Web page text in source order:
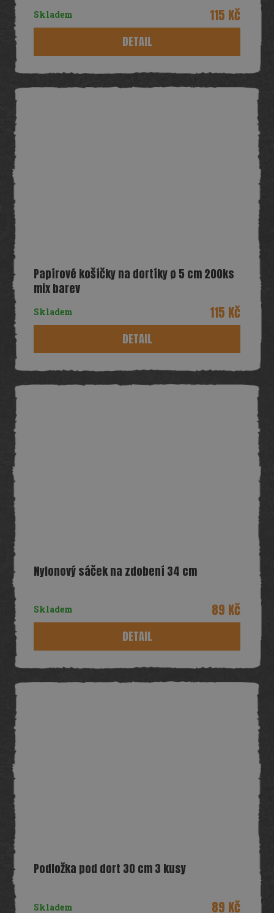
Skladem 115 Kč
DETAIL
Papírové košíčky na dortíky ø 5 cm 200ks
mix barev
Skladem 115 Kč
DETAIL
Nylonový sáček na zdobení 34 cm
Skladem 89 Kč
DETAIL
Podložka pod dort 30 cm 3 kusy
Skladem 89 Kč